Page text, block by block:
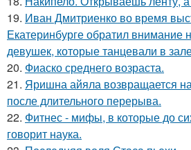
19. Иван Дмитриенко во время
Екатеринбурге обратил внимание
девушек, которые танцевали в
20. Фиаско среднего возраста.
21. Яришна айяла возвращается
после длительного перерыва.
22. Фитнес - мифы, в которые до
говорит наука.